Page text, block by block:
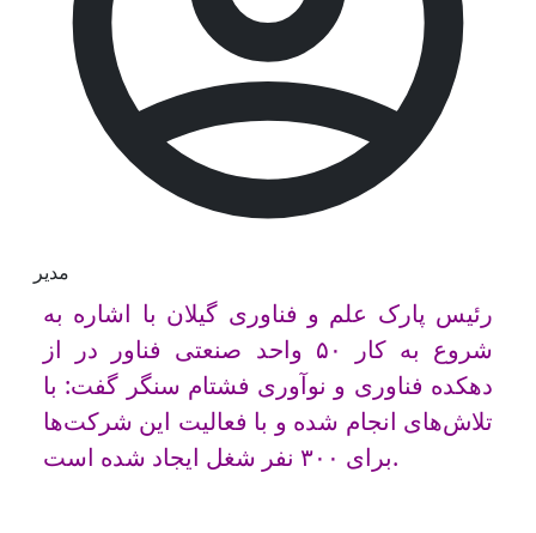
مدیر
رئیس پارک علم و فناوری گیلان با اشاره به
شروع به کار ۵۰ واحد صنعتی فناور در از
دهکده فناوری و نوآوری فشتام سنگر گفت: با
تلاش‌های انجام شده و با فعالیت این شرکت‌ها
برای ۳۰۰ نفر شغل ایجاد شده است.